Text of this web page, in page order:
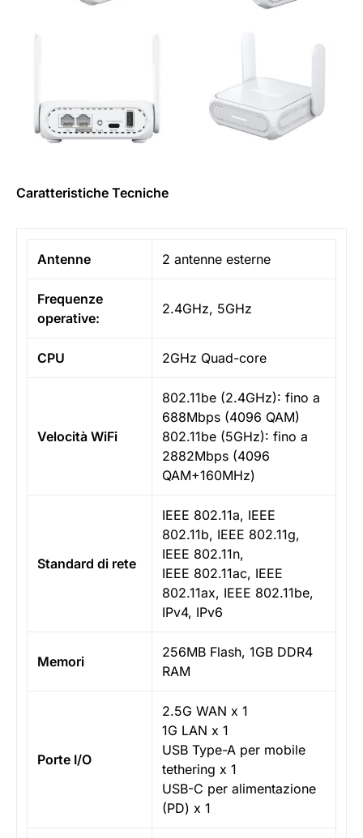
Caratteristiche Tecniche
Antenne 2 antenne esterne
Frequenze
operative:
2.4GHz, 5GHz
CPU 2GHz Quad-core
Velocità WiFi
802.11be (2.4GHz): fino a
688Mbps (4096 QAM)
802.11be (5GHz): fino a
2882Mbps (4096
QAM+160MHz)
Standard di rete
IEEE 802.11a, IEEE
802.11b, IEEE 802.11g,
IEEE 802.11n,
IEEE 802.11ac, IEEE
802.11ax, IEEE 802.11be,
IPv4, IPv6
Memori
256MB Flash, 1GB DDR4
RAM
Porte I/O
2.5G WAN x 1
1G LAN x 1
USB Type-A per mobile
tethering x 1
USB-C per alimentazione
(PD) x 1